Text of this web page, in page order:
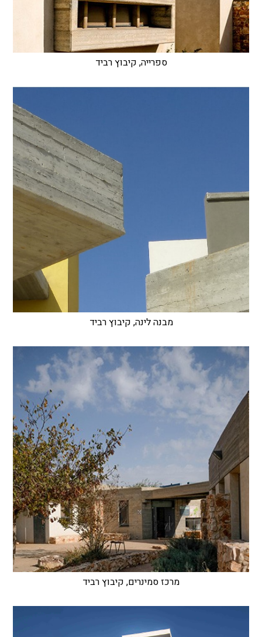
ספרייה, קיבוץ רביד
מבנה לינה, קיבוץ רביד
מרכז סמינרים, קיבוץ רביד